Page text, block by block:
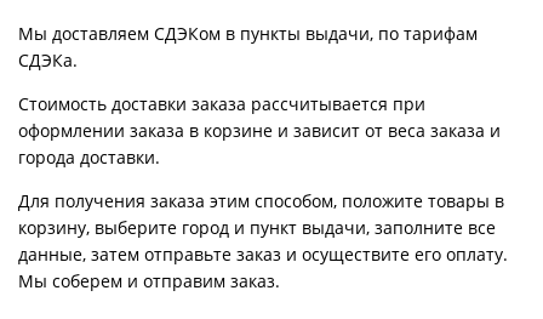
Мы доставляем СДЭКом в пункты выдачи, по тарифам
СДЭКа.
Стоимость доставки заказа рассчитывается при
оформлении заказа в корзине и зависит от веса заказа и
города доставки.
Для получения заказа этим способом, положите товары в
корзину, выберите город и пункт выдачи, заполните все
данные, затем отправьте заказ и осуществите его оплату.
Мы соберем и отправим заказ.